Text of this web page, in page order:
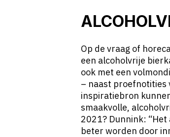
Op de vraag of
een alcoholvrije
ook met een
– naast proefnotities
inspiratiebron
smaakvolle,
2021? Dunnink:
beter worden door